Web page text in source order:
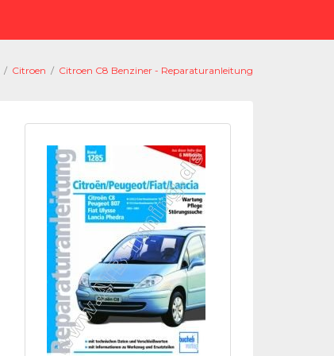
/ Citroen / Citroen C8 Benziner - Reparaturanleitung